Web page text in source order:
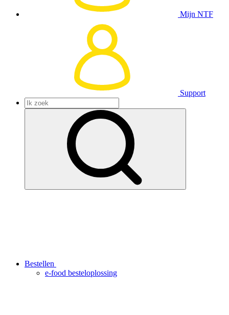
Mijn NTF
Support
Bestellen
e-food besteloplossing